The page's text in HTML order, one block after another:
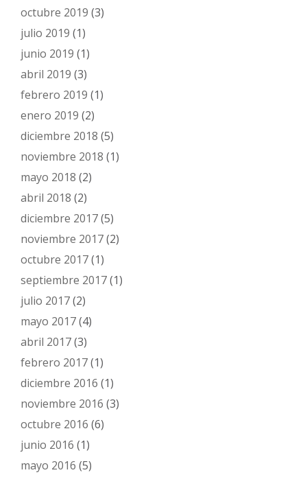
octubre 2019 (3)
julio 2019 (1)
junio 2019 (1)
abril 2019 (3)
febrero 2019 (1)
enero 2019 (2)
diciembre 2018 (5)
noviembre 2018 (1)
mayo 2018 (2)
abril 2018 (2)
diciembre 2017(5)
noviembre 2017(2)
octubre 2017(1)
septiembre 2017(1)
julio 2017(2)
mayo 2017(4)
abril 2017(3)
febrero 2017(1)
diciembre 2016 (1)
noviembre 2016 (3)
octubre 2016 (6)
junio 2016 (1)
mayo 2016 (5)